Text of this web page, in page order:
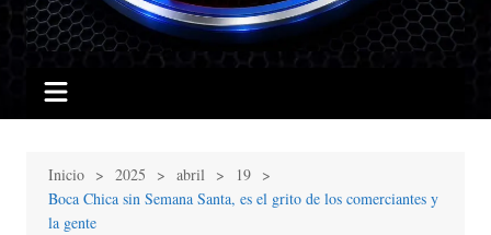
Inicio 2025 abril
19
Boca Chica sin Semana Santa, es el grito de los comerciantes y
la gente